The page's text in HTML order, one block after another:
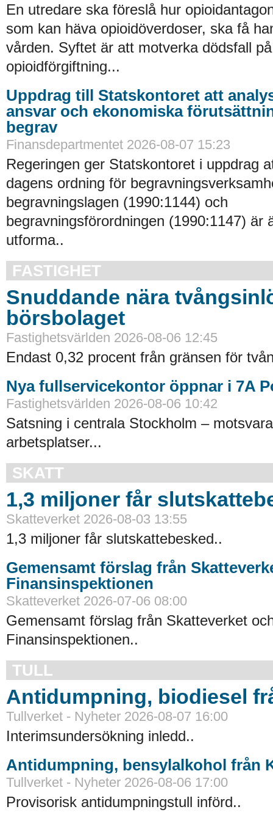
En utredare ska föreslå hur
som kan häva opioidöverdoser, ska få
vården. Syftet är att motverka dödsfall
opioidförgiftning...
Uppdrag till Statskontoret att
ansvar och ekonomiska
begrav
Finansdepartmentet 2026-08-07 15:23
Regeringen ger Statskontoret i uppdrag
dagens ordning för
begravningslagen (1990:1144) och
begravningsförordningen (1990:1147) är
utforma..
FASTIGHET
Snuddande nära
börsbolaget
Fastighetsvärlden 2026-08-06 12:45
Endast 0,32 procent från gränsen för
Nya fullservicekontor öppnar i 7A
Fastighetsvärlden 2026-08-06 10:42
Satsning i centrala Stockholm –
arbetsplatser...
SKATT
1,3 miljoner får
Skatteverket 2026-08-03 13:55
1,3 miljoner får slutskattebesked..
Gemensamt förslag från
Finansinspektionen
Skatteverket 2026-07-06 08:00
Gemensamt förslag från Skatteverket
Finansinspektionen..
TULL
Antidumpning, biodiesel
Tullverket - Nyheter 2026-08-07 16:00
Interimsundersökning inledd..
Antidumpning, bensylalkohol från
Tullverket - Nyheter 2026-08-06 17:00
Provisorisk antidumpningstull införd..